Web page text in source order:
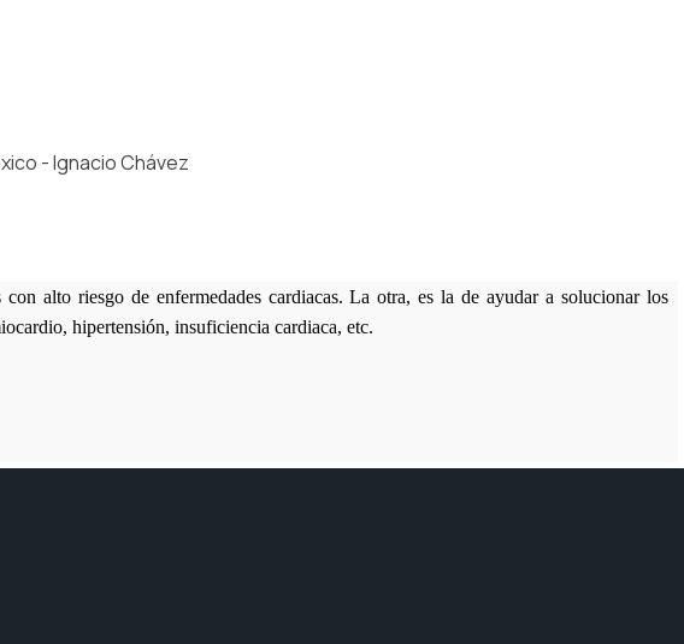
- Ignacio Chávez
alto riesgo de enfermedades cardiacas. La otra, es la de ayudar a solucionar los
hipertensión, insuficiencia cardiaca, etc.